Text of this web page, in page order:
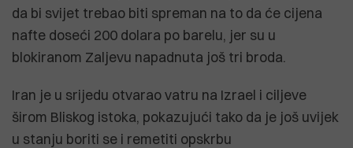
da bi svijet trebao biti spreman na to da će cijena
nafte doseći 200 dolara po barelu, jer su u
blokiranom Zaljevu napadnuta još tri broda.
Iran je u srijedu otvarao vatru na Izrael i ciljeve
širom Bliskog istoka, pokazujući tako da je još uvijek
u stanju boriti se i remetiti opskrbu